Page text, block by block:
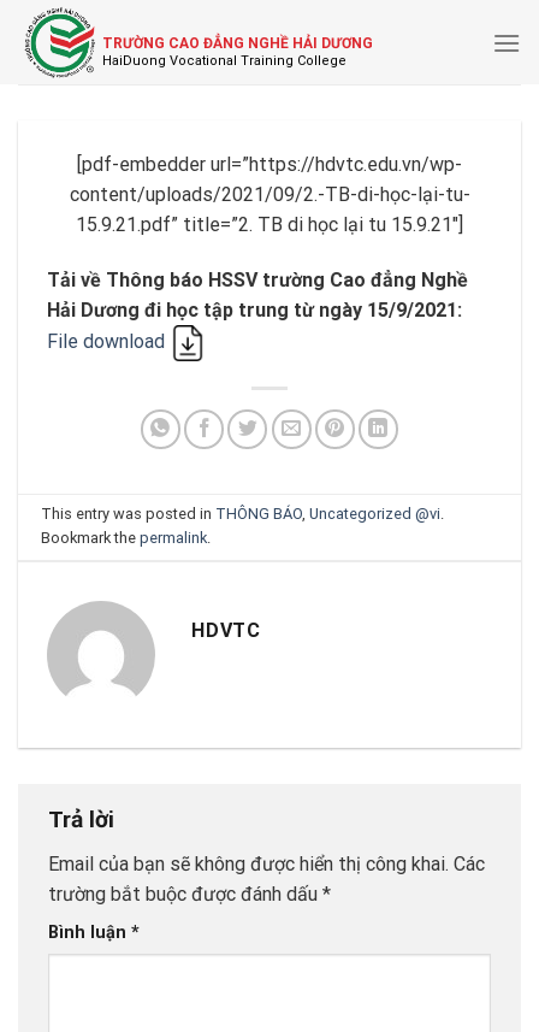
Skip
content
TRƯỜNG CAO ĐẲNG NGHỀ HẢI DƯƠNG
[pdf-embedder url=”https://hdvtc.edu.vn/wp-
content/uploads/2021/09/2.-TB-di-học-lại-tu-
15.9.21.pdf” title=”2. TB di học lại tu 15.9.21″]
Tải về Thông báo HSSV trường Cao đẳng Nghề
Hải Dương đi học tập trung từ ngày 15/9/2021:
File download
This entry was posted in THÔNG BÁO,Uncategorized @vi.
Bookmark thepermalink.
HDVTC
Trả lời
Email của bạn sẽ không được hiển thị công khai. Các
trường bắt buộc được đánh dấu *
Bình luận *